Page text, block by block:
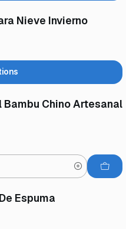
Nieve Invierno
Chino Artesanal
Espuma